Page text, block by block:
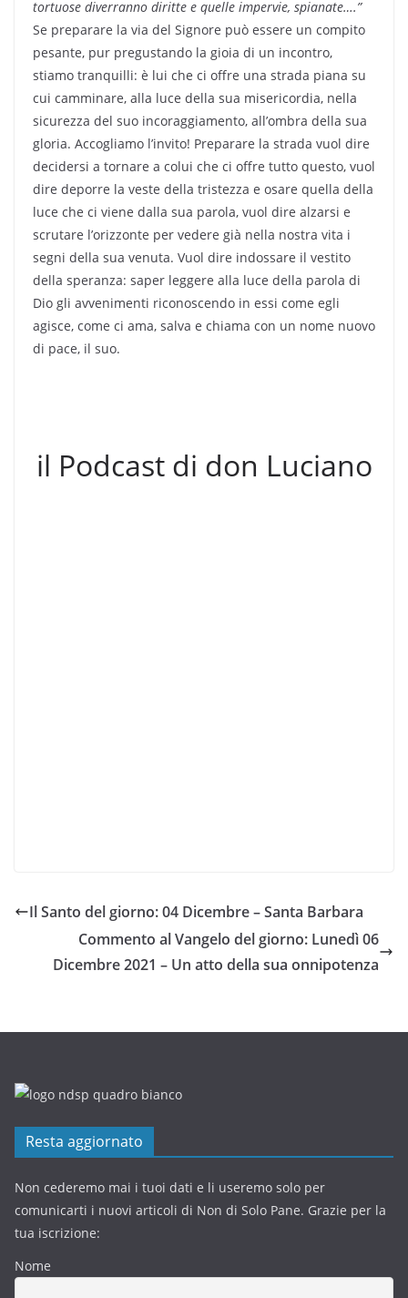
tortuose diverranno diritte e quelle impervie, spianate….”
Se preparare la via del Signore può essere un compito
pesante, pur pregustando la gioia di un incontro,
stiamo tranquilli: è lui che ci offre una strada piana su
cui camminare, alla luce della sua misericordia, nella
sicurezza del suo incoraggiamento, all’ombra della sua
gloria. Accogliamo l’invito! Preparare la strada vuol dire
decidersi a tornare a colui che ci offre tutto questo, vuol
dire deporre la veste della tristezza e osare quella della
luce che ci viene dalla sua parola, vuol dire alzarsi e
scrutare l’orizzonte per vedere già nella nostra vita i
segni della sua venuta. Vuol dire indossare il vestito
della speranza: saper leggere alla luce della parola di
Dio gli avvenimenti riconoscendo in essi come egli
agisce, come ci ama, salva e chiama con un nome nuovo
di pace, il suo.
il Podcast di don Luciano
Il Santo del giorno: 04 Dicembre – Santa Barbara
Commento al Vangelo del giorno: Lunedì 06
Dicembre 2021 – Un atto della sua onnipotenza
Resta aggiornato
Non cederemo mai i tuoi dati e li useremo solo per
comunicarti i nuovi articoli di Non di Solo Pane. Grazie per la
tua iscrizione:
Nome